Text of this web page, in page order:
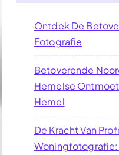
Ontdek De
Fotografie
Betoverende
Hemelse
Hemel
De Kracht Van
Woningfotografie: